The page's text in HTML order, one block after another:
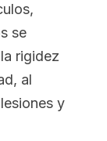
se
rigidez
al
y